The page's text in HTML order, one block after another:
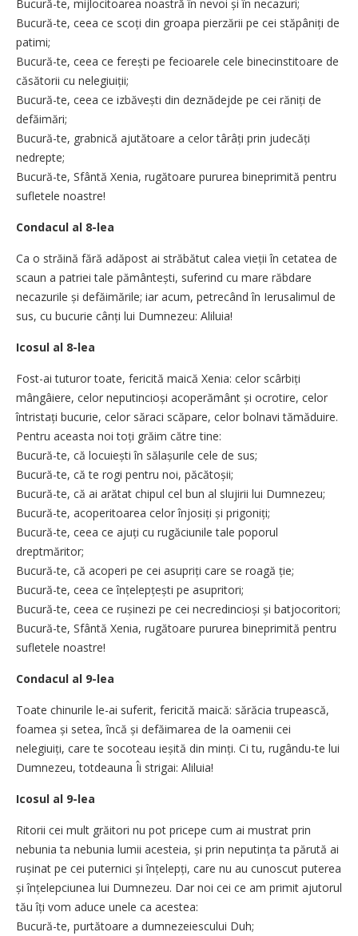
Bucură-te, mijlocitoarea noastră în nevoi și în necazuri;
Bucură-te, ceea ce scoți din groapa pierzării pe cei stăpâniți de
patimi;
Bucură-te, ceea ce ferești pe fecioarele cele binecinstitoare de
căsătorii cu nelegiuiții;
Bucură-te, ceea ce izbăvești din deznădejde pe cei răniți de
defăimări;
Bucură-te, grabnică ajutătoare a celor târâți prin judecăți
nedrepte;
Bucură-te, Sfântă Xenia, rugătoare pururea bineprimită pentru
sufletele noastre!
Condacul al 8-lea
Ca o străină fără adăpost ai străbătut calea vieții în cetatea de
scaun a patriei tale pământești, suferind cu mare răbdare
necazurile și defăimările; iar acum, petrecând în Ierusalimul de
sus, cu bucurie cânți lui Dumnezeu: Aliluia!
Icosul al 8-lea
Fost-ai tuturor toate, fericită maică Xenia: celor scârbiți
mângâiere, celor neputincioși acoperământ și ocrotire, celor
întristați bucurie, celor săraci scăpare, celor bolnavi tămăduire.
Pentru aceasta noi toți grăim către tine:
Bucură-te, că locuiești în sălașurile cele de sus;
Bucură-te, că te rogi pentru noi, păcătoșii;
Bucură-te, că ai arătat chipul cel bun al slujirii lui Dumnezeu;
Bucură-te, acoperitoarea celor înjosiți și prigoniți;
Bucură-te, ceea ce ajuți cu rugăciunile tale poporul
dreptmăritor;
Bucură-te, că acoperi pe cei asupriți care se roagă ție;
Bucură-te, ceea ce înțelepțești pe asupritori;
Bucură-te, ceea ce rușinezi pe cei necredincioși și batjocoritori;
Bucură-te, Sfântă Xenia, rugătoare pururea bineprimită pentru
sufletele noastre!
Condacul al 9-lea
Toate chinurile le-ai suferit, fericită maică: sărăcia trupească,
foamea și setea, încă și defăimarea de la oamenii cei
nelegiuiți, care te socoteau ieșită din minți. Ci tu, rugându-te lui
Dumnezeu, totdeauna Îi strigai: Aliluia!
Icosul al 9-lea
Ritorii cei mult grăitori nu pot pricepe cum ai mustrat prin
nebunia ta nebunia lumii acesteia, și prin neputința ta părută ai
rușinat pe cei puternici și înțelepți, care nu au cunoscut puterea
și înțelepciunea lui Dumnezeu. Dar noi cei ce am primit ajutorul
tău îți vom aduce unele ca acestea:
Bucură-te, purtătoare a dumnezeiescului Duh;